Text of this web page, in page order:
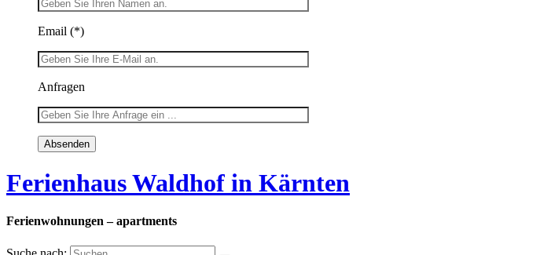
Email (*)
Anfragen
Ferienhaus Waldhof in Kärnten
Ferienwohnungen – apartments